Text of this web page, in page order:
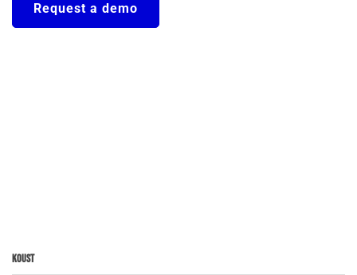
Request a demo
Koust